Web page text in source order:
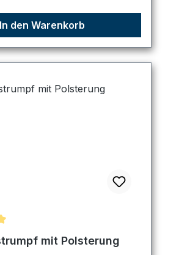
In den Warenkorb
Bewertung von 5 von 5 Sternen
mit Polsterung